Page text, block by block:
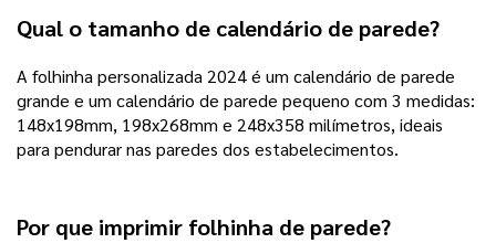
Qual o tamanho de calendário de parede?
A folhinha personalizada 2024 é um calendário de parede
grande e um calendário de parede pequeno com 3 medidas:
148x198mm, 198x268mm e 248x358 milímetros, ideais
para pendurar nas paredes dos estabelecimentos.
Por que imprimir folhinha de parede?